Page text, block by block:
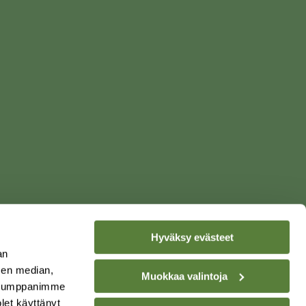
median,
käyttänyt
Hyväksy evästeet
Muokkaa valintoja
LEHTI